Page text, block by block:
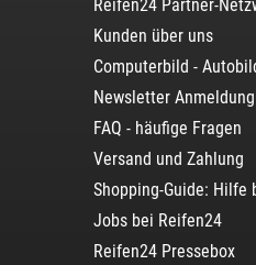
Reifen24 Partner-
Kunden über uns
Computerbild -
Newsletter Anmeldung
FAQ - häufige Fragen
Versand und Zahlung
Shopping-Guide:
Jobs bei Reifen24
Reifen24 Pressebox